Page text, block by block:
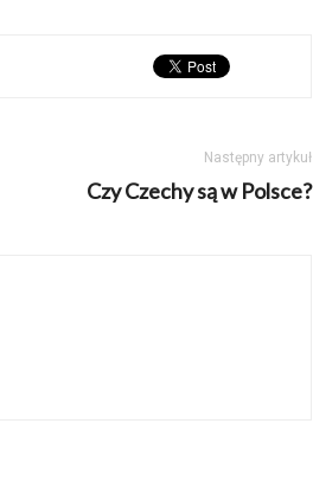
Następny artykuł
Czy Czechy są w Polsce?